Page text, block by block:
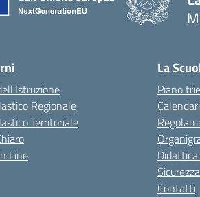
Regionale
Territoriale
Line
La
Piano
Sicurezza
Contatti